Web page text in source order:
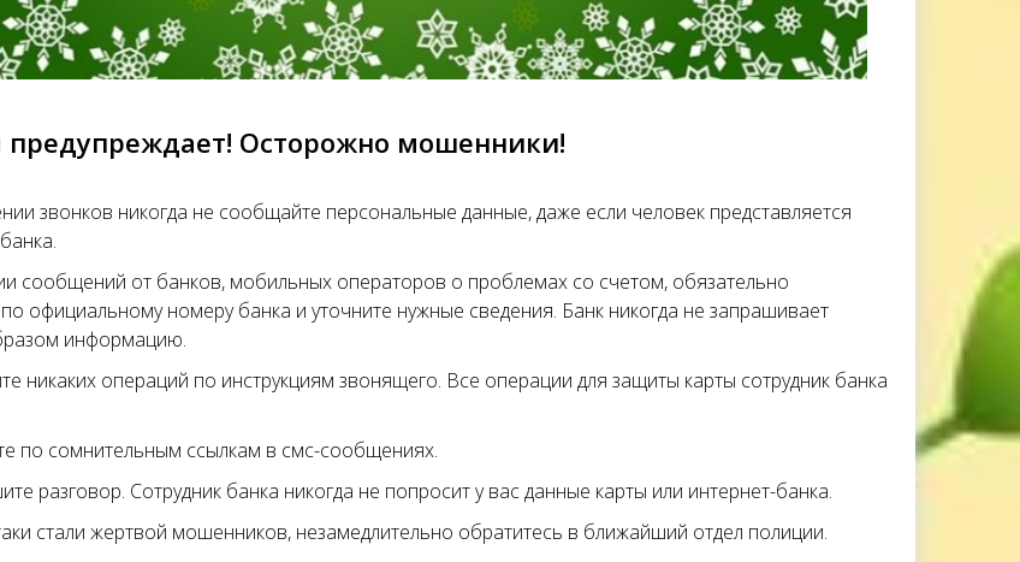
предупреждает! Осторожно мошенники!
звонков никогда не сообщайте персональные данные, даже если человек представляется
сообщений от банков, мобильных операторов о проблемах со счетом, обязательно
официальному номеру банка и уточните нужные сведения. Банк никогда не запрашивает
информацию.
никаких операций по инструкциям звонящего. Все операции для защиты карты сотрудник банка
по сомнительным ссылкам в смс-сообщениях.
разговор. Сотрудник банка никогда не попросит у вас данные карты или интернет-банка.
стали жертвой мошенников, незамедлительно обратитесь в ближайший отдел полиции.